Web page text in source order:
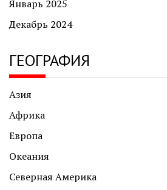
Январь 2025
Декабрь 2024
ГЕОГРАФИЯ
Азия
Африка
Европа
Океания
Северная Америка